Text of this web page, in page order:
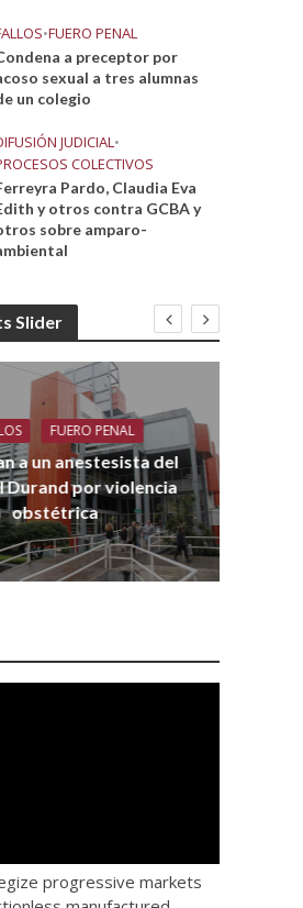
•FUERO PENAL
a preceptor por
sexual a tres alumnas
un colegio
JUDICIAL•
COLECTIVOS
Pardo, Claudia Eva
y otros contra GCBA y
sobre amparo-
Slider
FUERO PENAL
a un anestesista del
Durand por violencia
obstétrica
progressive markets